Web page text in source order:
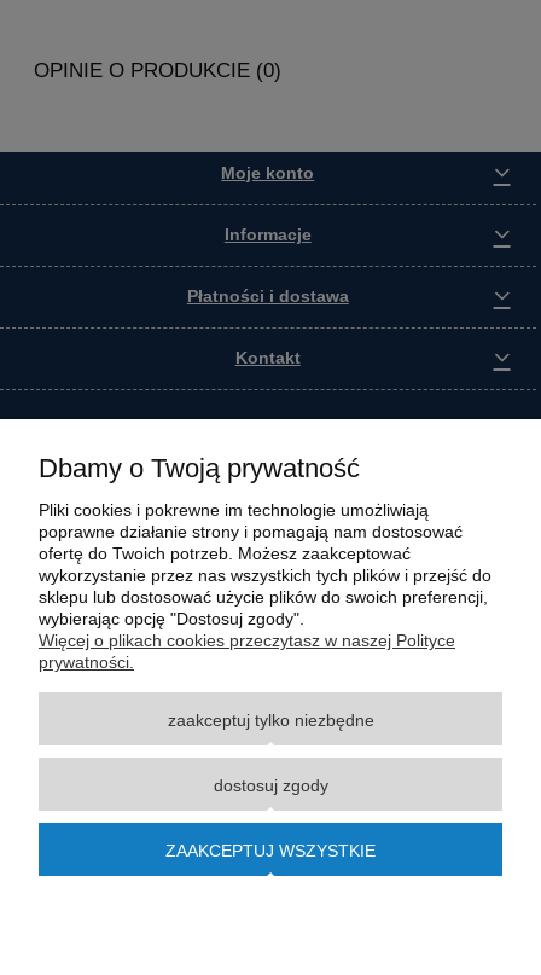
OPINIE O PRODUKCIE (0)
Moje konto
Informacje
Płatności i dostawa
Kontakt
Wszystkie materiały graficzne i zdjęciowe zamieszczone na stronie internetowej polmasz.pl
są prawnie chronione i stanowią własność intelektualną polmasz.pl. Jakiekolwiek
z zastrzeżeniem korzystania o charakterze niekomercyjnym dla użytku osobistego, ze
wskazaniem źródła. Nazwy Carraro, Case, Cat, Caterpillar, Dana Spicer, Doosan, Komatsu,
znakami towarowymi odpowiednich producentów oryginalnego sprzętu. Wszystkie nazwy,
opisy, numery i symbole zostały użyte wyłącznie w celach informacyjnych lub
wymienionych marek i producentów.
Dbamy o Twoją prywatność
Pliki cookies i pokrewne im technologie umożliwiają
poprawne działanie strony i pomagają nam dostosować
ofertę do Twoich potrzeb. Możesz zaakceptować
wykorzystanie przez nas wszystkich tych plików i przejść do
sklepu lub dostosować użycie plików do swoich preferencji,
wybierając opcję "Dostosuj zgody".
Więcej o plikach cookies przeczytasz w naszej Polityce
prywatności.
zaakceptuj tylko niezbędne
dostosuj zgody
ZAAKCEPTUJ WSZYSTKIE